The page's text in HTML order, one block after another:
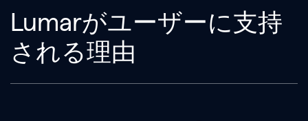
Lumarがユーザーに支持
される理由